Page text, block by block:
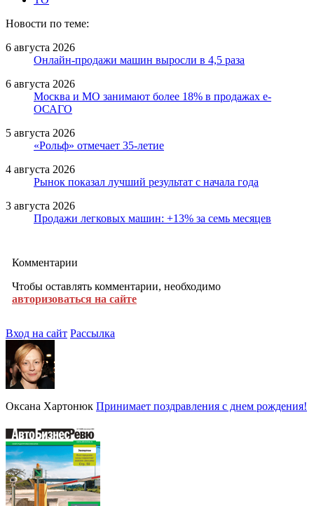
Новости по теме:
6 августа 2026
Онлайн-продажи машин выросли в 4,5 раза
6 августа 2026
Москва и МО занимают более 18% в продажах е-
ОСАГО
5 августа 2026
«Рольф» отмечает 35-летие
4 августа 2026
Рынок показал лучший результат с начала года
3 августа 2026
Продажи легковых машин: +13% за семь месяцев
Комментарии
Чтобы оставлять комментарии, необходимо
авторизоваться на сайте
Вход на сайт Рассылка
Оксана Хартонюк Принимает поздравления с днем рождения!